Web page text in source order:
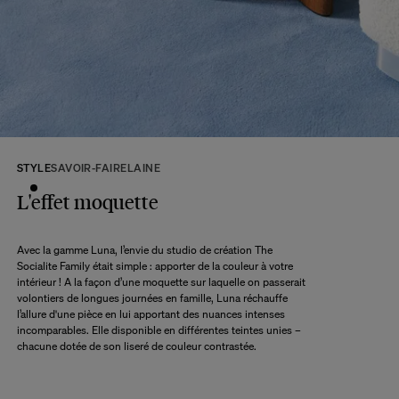
Si tous les produits de votre commande sont en stock, celle-ci sera envoyée
suivant la réception de votre commande.
maximum de 10 jours après réception et vérification de l’article de notre côté.
Une question ?
Consultez notreFAQ
CONSULTER
STYLESAVOIR-FAIRELAINE
L'effet moquette
Avec la gamme Luna, l’envie du studio de création The
Socialite Family était simple : apporter de la couleur à votre
intérieur ! A la façon d’une moquette sur laquelle on passerait
volontiers de longues journées en famille, Luna réchauffe
l’allure d'une pièce en lui apportant des nuances intenses
incomparables. Elle disponible en différentes teintes unies –
chacune dotée de son liseré de couleur contrastée.